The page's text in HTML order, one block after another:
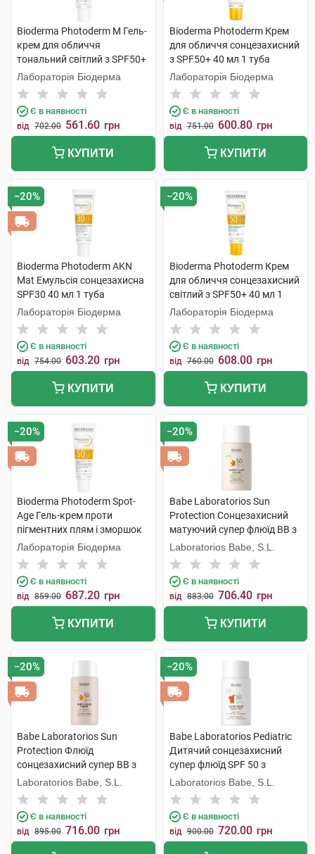
Bioderma Photoderm M Гель-
крем для обличчя
тональний світлий з SPF50+
40 мл 1 туба
Лабораторія Біодерма
Є в наявності
від 702.00 561.60 грн
КУПИТИ
Bioderma Photoderm Крем
для обличчя сонцезахисний
з SPF50+ 40 мл 1 туба
Лабораторія Біодерма
Є в наявності
від 751.00 600.80 грн
КУПИТИ
−20%
Bioderma Photoderm AKN
Mat Емульсія сонцезахисна
SPF30 40 мл 1 туба
Лабораторія Біодерма
Є в наявності
від 754.00 603.20 грн
КУПИТИ
−20%
Bioderma Photoderm Крем
для обличчя сонцезахисний
світлий з SPF50+ 40 мл 1
туба
Лабораторія Біодерма
Є в наявності
від 760.00 608.00 грн
КУПИТИ
−20%
Bioderma Photoderm Spot-
Age Гель-крем проти
пігментних плям і зморшок
SPF50+ 40 мл 1 туба
Лабораторія Біодерма
Є в наявності
від 859.00 687.20 грн
КУПИТИ
−20%
Babe Laboratorios Sun
Protection Cонцезахисний
матуючий супер флюїд ВВ з
тонуючим і матуючим
ефектом для жирної шкіри
SPF 50 50 мл 1 флакон
Laboratorios Babe, S.L.
Є в наявності
від 883.00 706.40 грн
КУПИТИ
−20%
Babe Laboratorios Sun
Protection Флюїд
сонцезахисний супер ВВ з
тонуючим ефектом для всіх
типів шкіри SPF50 50 мл 1
флакон
Laboratorios Babe, S.L.
Є в наявності
від 895.00 716.00 грн
−20%
Babe Laboratorios Pediatric
Дитячий сонцезахисний
супер флюїд SPF 50 з
пантенолом і пребіотиками
50 мл 1 флакон
Laboratorios Babe, S.L.
Є в наявності
від 900.00 720.00 грн